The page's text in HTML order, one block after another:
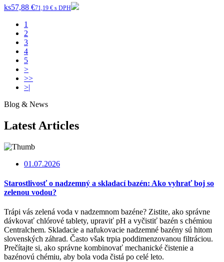
ks57,88 €71,19 € s DPH
1
2
3
4
5
>
>>
>|
Blog & News
Latest Articles
01.07.2026
Starostlivosť o nadzemný a skladací bazén: Ako vyhrať boj so
zelenou vodou?
Trápi vás zelená voda v nadzemnom bazéne? Zistite, ako správne
dávkovať chlórové tablety, upraviť pH a vyčistiť bazén s chémiou
Centralchem. Skladacie a nafukovacie nadzemné bazény sú hitom
slovenských záhrad. Často však trpia poddimenzovanou filtráciou.
Prečítajte si, ako správne kombinovať mechanické čistenie a
bazénovú chémiu, aby bola voda čistá po celé leto.